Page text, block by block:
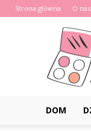
Strona główna O nas
DOM